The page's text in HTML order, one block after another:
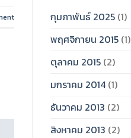
กุมภาพันธ์ 2025(1)
พฤศจิกายน 2015(1)
ตุลาคม 2015(2)
มกราคม 2014(1)
ธันวาคม 2013 (2)
สิงหาคม 2013 (2)